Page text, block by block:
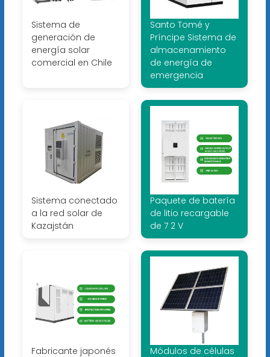
Sistema de
generación de
energía solar
comercial en Chile
Santo Tomé y
Príncipe Sistema de
almacenamiento
de energía de
emergencia
Sistema conectado
a la red solar de
Kazajstán
Paquete de batería
de litio recargable
de 7 2 V
Fabricante japonés Módulos de células